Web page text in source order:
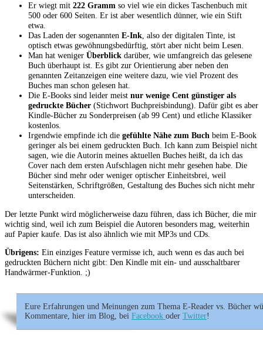
Er wiegt mit 222 Gramm so viel wie ein dickes Taschenbuch mit
500 oder 600 Seiten. Er ist aber wesentlich dünner, wie ein Stift
etwa.
Das Laden der sogenannten E-Ink , also der digitalen Tinte, ist
optisch etwas gewöhnungsbedürftig, stört aber nicht beim Lesen.
Man hat weniger Überblick darüber, wie umfangreich das gelesene
Buch überhaupt ist. Es gibt zur Orientierung aber neben den
genannten Zeitanzeigen eine weitere dazu, wie viel Prozent des
Buches man schon gelesen hat.
Die E-Books sind leider meist nur wenige Cent günstiger als
gedruckte Bücher (Stichwort Buchpreisbindung). Dafür gibt es aber
Kindle-Bücher zu Sonderpreisen (ab 99 Cent) und etliche Klassiker
kostenlos.
Irgendwie empfinde ich die gefühlte Nähe zum Buch beim E-Book
geringer als bei einem gedruckten Buch. Ich kann zum Beispiel nicht
sagen, wie die Autorin meines aktuellen Buches heißt, da ich das
Cover nach dem ersten Aufschlagen nicht mehr gesehen habe. Die
Bücher sind mehr oder weniger optischer Einheitsbrei, weil
Seitenstärken, Schriftgrößen, Gestaltung des Buches sich nicht mehr
unterscheiden.
Der letzte Punkt wird möglicherweise dazu führen, dass ich Bücher, die mir
wichtig sind, weil ich zum Beispiel die Autoren besonders mag, weiterhin
auf Papier kaufe. Das ist also ähnlich wie mit MP3s und CDs.
Übrigens: Ein einziges Feature vermisse ich, auch wenn es das auch bei
gedruckten Büchern nicht gibt: Den Kindle mit ein- und ausschaltbarer
Handwärmer-Funktion. ;)
Eure Erfahrungen und Meinungen zum Thema E-Reader vs. Bücher
Kommentare, hier im Blog, bei Facebook oder Twitter!